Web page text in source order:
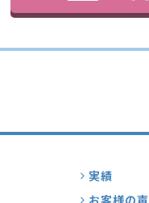
実績
お客様の声